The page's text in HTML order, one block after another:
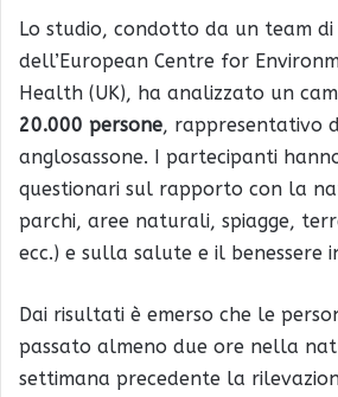
Lo studio, condotto da un team
dell’European Centre for
Health (UK), ha analizzato un
20.000 persone, rappresentativo
anglosassone. I partecipanti
questionari sul rapporto con la
parchi, aree naturali, spiagge,
ecc.) e sulla salute e il benessere
Dai risultati è emerso che le
passato almeno due ore nella
settimana precedente la